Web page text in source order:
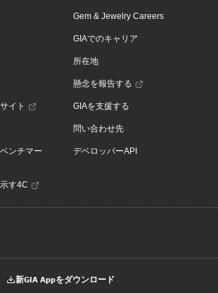
イト
ンチマー
す4C
Gem & Jewelry Careers
GIAでのキャリア
所在地
懸念を報告する
GIAを支援する
問い合わせ先
デベロッパーAPI
新GIA Appをダウンロード